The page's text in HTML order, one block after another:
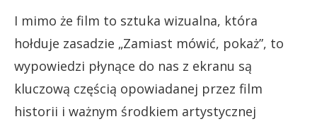
I mimo że film to sztuka wizualna, która
hołduje zasadzie „Zamiast mówić, pokaż”, to
wypowiedzi płynące do nas z ekranu są
kluczową częścią opowiadanej przez film
historii i ważnym środkiem artystycznej